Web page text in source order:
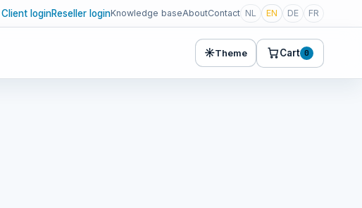
Client loginReseller loginKnowledge baseAboutContact NL EN DE FR
☀Theme Cart 0